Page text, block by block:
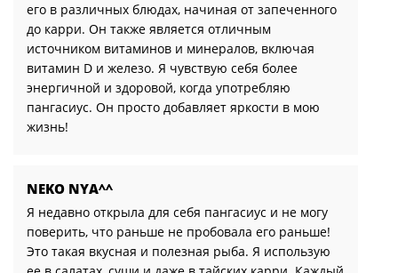
его в различных блюдах, начиная от запеченного
до карри. Он также является отличным
источником витаминов и минералов, включая
витамин D и железо. Я чувствую себя более
энергичной и здоровой, когда употребляю
пангасиус. Он просто добавляет яркости в мою
жизнь!
NEKO NYA^^
Я недавно открыла для себя пангасиус и не могу
поверить, что раньше не пробовала его раньше!
Это такая вкусная и полезная рыба. Я использую